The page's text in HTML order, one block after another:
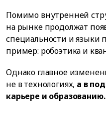
Помимо внутренней
на рынке продолжат
специальности и языки
пример: робоэтика и
Однако главное
не в технологиях, а в
карьере и образованию.